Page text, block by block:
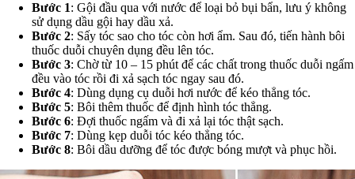
Bước 1: Gội đầu qua với nước để loại bỏ bụi bẩn, lưu ý không
sử dụng dầu gội hay dầu xả.
Bước 2: Sấy tóc sao cho tóc còn hơi ẩm. Sau đó, tiến hành bôi
thuốc duỗi chuyên dụng đều lên tóc.
Bước 3: Chờ từ 10 – 15 phút để các chất trong thuốc duỗi ngấm
đều vào tóc rồi đi xả sạch tóc ngay sau đó.
Bước 4: Dùng dụng cụ duỗi hơi nước để kéo thẳng tóc.
Bước 5: Bôi thêm thuốc để định hình tóc thẳng.
Bước 6: Đợi thuốc ngấm và đi xả lại tóc thật sạch.
Bước 7: Dùng kẹp duỗi tóc kéo thẳng tóc.
Bước 8: Bôi dầu dưỡng để tóc được bóng mượt và phục hồi.